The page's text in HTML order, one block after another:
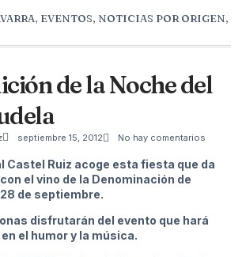
, EVENTOS, NOTICIAS POR ORIGEN,
de la Noche del
septiembre 15, 2012
No hay comentarios
Castel Ruiz acoge esta fiesta que da
el vino de la Denominación de
de septiembre.
disfrutarán del evento que hará
el humor y la música.